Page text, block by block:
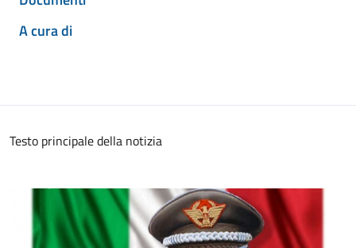
A cura di
Testo principale della notizia